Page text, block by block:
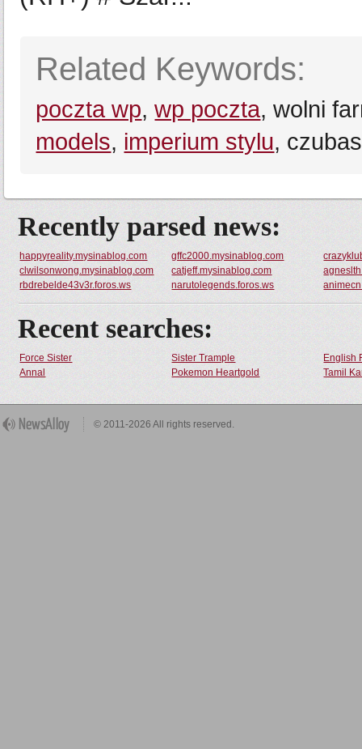
Related Keywords:
poczta wp,wp poczta, wolni
models, imperium stylu,
Recently parsed news:
happyreality.mysinablog.com gffc2000.mysinablog.com
clwilsonwong.mysinablog.com
catjeff.mysinablog.com
rbdrebelde43v3r.foros.ws
narutolegends.foros.ws
Recent searches:
Force Sister Sister Trample
English
Annal
Pokemon Heartgold Tamil
© 2011-2026 All rights reserved.